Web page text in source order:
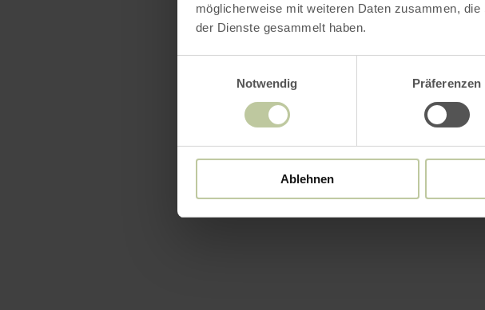
möglicherweise mit weiteren Daten zusammen,
der Dienste gesammelt haben.
Notwendig
Präferenzen
Ablehnen